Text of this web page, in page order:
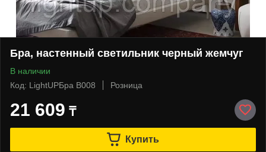
Бра, настенный светильник черный жемчуг
В наличии
Код: LightUPБра B008
Розница
21 609 ₸
Купить